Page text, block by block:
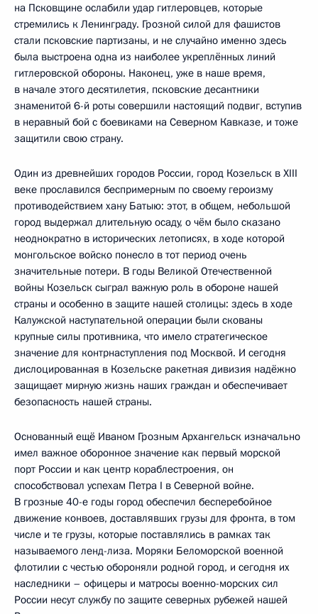
на Псковщине ослабили удар гитлеровцев, которые
стремились к Ленинграду. Грозной силой для фашистов
стали псковские партизаны, и не случайно именно здесь
была выстроена одна из наиболее укреплённых линий
гитлеровской обороны. Наконец, уже в наше время,
в начале этого десятилетия, псковские десантники
знаменитой 6-й роты совершили настоящий подвиг, вступив
в неравный бой с боевиками на Северном Кавказе, и тоже
защитили свою страну.
Один из древнейших городов России, город Козельск в XIII
веке прославился беспримерным по своему героизму
противодействием хану Батыю: этот, в общем, небольшой
город выдержал длительную осаду, о чём было сказано
неоднократно в исторических летописях, в ходе которой
монгольское войско понесло в тот период очень
значительные потери. В годы Великой Отечественной
войны Козельск сыграл важную роль в обороне нашей
страны и особенно в защите нашей столицы: здесь в ходе
Калужской наступательной операции были скованы
крупные силы противника, что имело стратегическое
значение для контрнаступления под Москвой. И сегодня
дислоцированная в Козельске ракетная дивизия надёжно
защищает мирную жизнь наших граждан и обеспечивает
безопасность нашей страны.
Основанный ещё Иваном Грозным Архангельск изначально
имел важное оборонное значение как первый морской
порт России и как центр кораблестроения, он
способствовал успехам Петра I в Северной войне.
В грозные 40-е годы город обеспечил бесперебойное
движение конвоев, доставлявших грузы для фронта, в том
числе и те грузы, которые поставлялись в рамках так
называемого ленд-лиза. Моряки Беломорской военной
флотилии с честью обороняли родной город, и сегодня их
наследники – офицеры и матросы военно-морских сил
России несут службу по защите северных рубежей нашей